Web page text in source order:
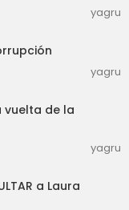
yagru
yagru
vuelta de la
yagru
a Laura